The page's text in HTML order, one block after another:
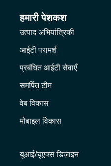
हमारी पेशकश
उत्पाद अभियांत्रिकी
आईटी परामर्श
प्रबंधित आईटी सेवाएँ
समर्पित टीम
वेब विकास
मोबाइल विकास
यूआई/यूएक्स डिजाइन